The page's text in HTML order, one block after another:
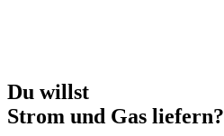
Du willst
Strom und Gas liefern?